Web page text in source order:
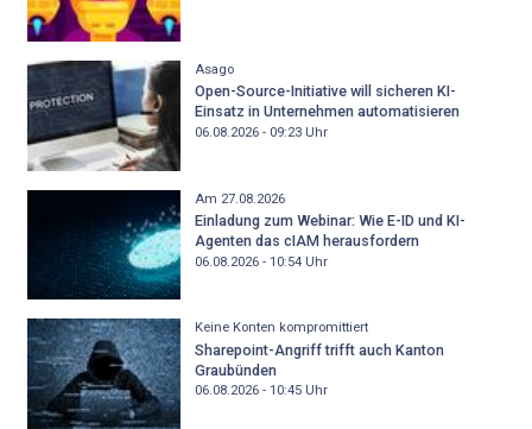
Asago
Open-Source-Initiative will sicheren KI-
Einsatz in Unternehmen automatisieren
06.08.2026 - 09:23Uhr
Am 27.08.2026
Einladung zum Webinar: Wie E-ID und KI-
Agenten das cIAM herausfordern
06.08.2026 - 10:54Uhr
Keine Konten kompromittiert
Sharepoint-Angriff trifft auch Kanton
Graubünden
06.08.2026 - 10:45Uhr